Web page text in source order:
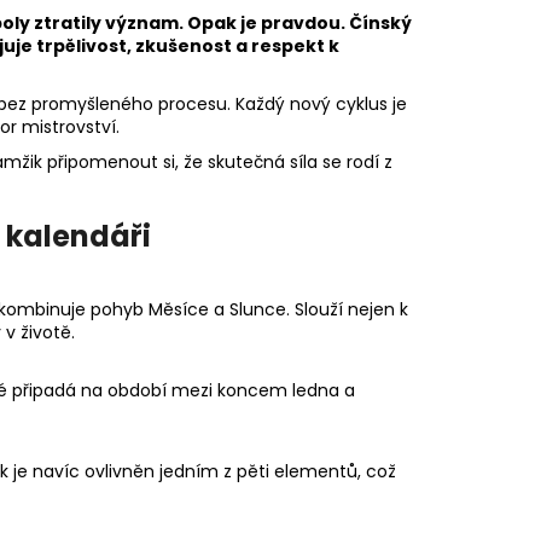
ztratily význam. Opak je pravdou. Čínský
trpělivost, zkušenost a respekt k
promyšleného procesu. Každý nový cyklus je
mistrovství.
připomenout si, že skutečná síla se rodí z
kalendáři
pohyb Měsíce a Slunce. Slouží nejen k
životě.
připadá na období mezi koncem ledna a
je navíc ovlivněn jedním z pěti elementů, což